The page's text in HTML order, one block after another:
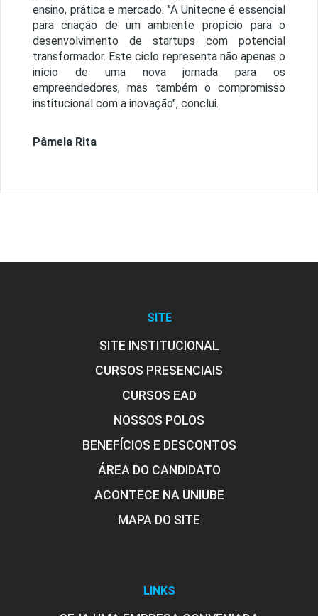
ensino, prática e mercado. "A Unitecne é essencial
para criação de um ambiente propício para o
desenvolvimento de startups com potencial
transformador. Este ciclo representa não apenas o
início de uma nova jornada para os
empreendedores, mas também o compromisso
institucional com a inovação", conclui.
Pâmela Rita
SITE
SITE INSTITUCIONAL
CURSOS PRESENCIAIS
CURSOS EAD
NOSSOS POLOS
BENEFÍCIOS E DESCONTOS
ÁREA DO CANDIDATO
ACONTECE NA UNIUBE
MAPA DO SITE
LINKS